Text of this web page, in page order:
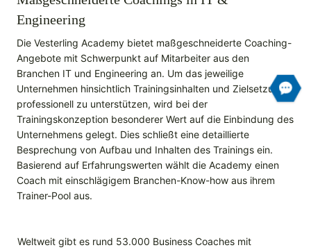
Engineering
Die Vesterling Academy bietet maßgeschneiderte Coaching-
Angebote mit Schwerpunkt auf Mitarbeiter aus den
Branchen IT und Engineering an. Um das jeweilige
Unternehmen hinsichtlich Trainingsinhalten und Zielsetzung
professionell zu unterstützen, wird bei der
Trainingskonzeption besonderer Wert auf die Einbindung des
Unternehmens gelegt. Dies schließt eine detaillierte
Besprechung von Aufbau und Inhalten des Trainings ein.
Basierend auf Erfahrungs­werten wählt die Academy einen
Coach mit einschlägigem Branchen-Know-how aus ihrem
Trainer-Pool aus.
Weltweit gibt es rund 53.000 Business Coaches mit